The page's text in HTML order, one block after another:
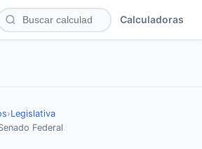
Calculadoras
›Legislativa
Federal